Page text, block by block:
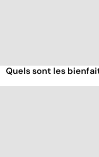
Quels sont les